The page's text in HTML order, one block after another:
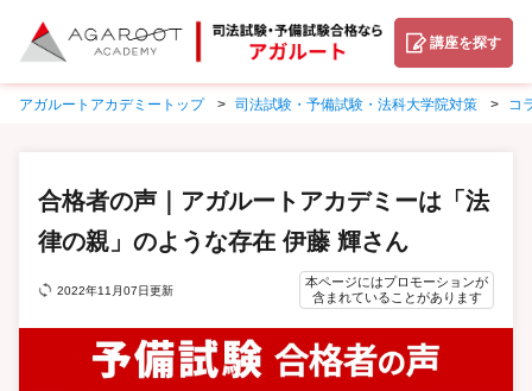
講座を探す
アガルートアカデミートップ 司法試験・予備試験・法科大学院対策 コ
合格者の声｜アガルートアカデミーは「法
律の親」のような存在 伊藤 輝さん
2022年11月07日更新
本ページにはプロモーションが
含まれていることがあります